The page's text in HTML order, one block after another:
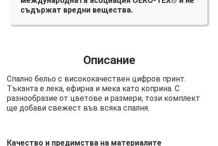
съдържат вредни вещества.
Описание
Спално бельо с висококачествен цифров принт.
Тъканта е лека, ефирна и мека като коприна. С
разнообразие от цветове и размери, този комплект
ще добави свежест във всяка спалня.
Качество и предимства на материалите